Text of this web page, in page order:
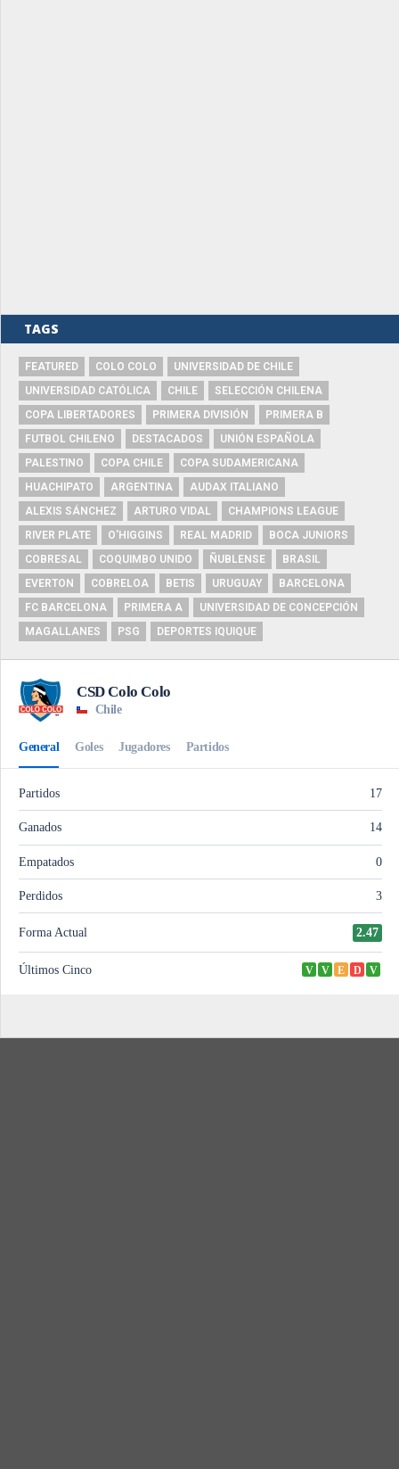
TAGS
FEATURED COLO COLO
UNIVERSIDAD DE CHILE
UNIVERSIDAD CATÓLICA
CHILE
SELECCIÓN CHILENA
COPA LIBERTADORES
PRIMERA DIVISIÓN
PRIMERA B
FUTBOL CHILENO
DESTACADOS
UNIÓN ESPAÑOLA
PALESTINO
COPA CHILE
COPA SUDAMERICANA
HUACHIPATO
ARGENTINA
AUDAX ITALIANO
ALEXIS SÁNCHEZ
ARTURO VIDAL
CHAMPIONS LEAGUE
RIVER PLATE
O'HIGGINS REAL MADRID
BOCA JUNIORS
COBRESAL
COQUIMBO UNIDO ÑUBLENSE
BRASIL
EVERTON
COBRELOA BETIS URUGUAY
BARCELONA
FC BARCELONA
PRIMERA A
UNIVERSIDAD DE CONCEPCIÓN
MAGALLANES
PSG DEPORTES IQUIQUE